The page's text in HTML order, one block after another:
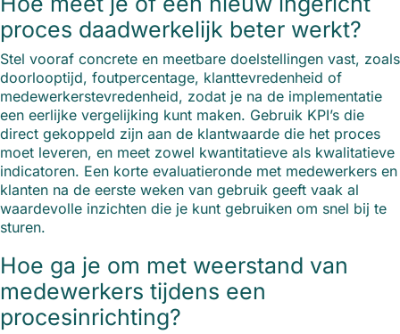
proces daadwerkelijk beter werkt?
Stel vooraf concrete en meetbare doelstellingen vast, zoals
doorlooptijd, foutpercentage, klanttevredenheid of
medewerkerstevredenheid, zodat je na de implementatie
een eerlijke vergelijking kunt maken. Gebruik KPI’s die
direct gekoppeld zijn aan de klantwaarde die het proces
moet leveren, en meet zowel kwantitatieve als kwalitatieve
indicatoren. Een korte evaluatieronde met medewerkers en
klanten na de eerste weken van gebruik geeft vaak al
waardevolle inzichten die je kunt gebruiken om snel bij te
sturen.
Hoe ga je om met weerstand van
medewerkers tijdens een
procesinrichting?